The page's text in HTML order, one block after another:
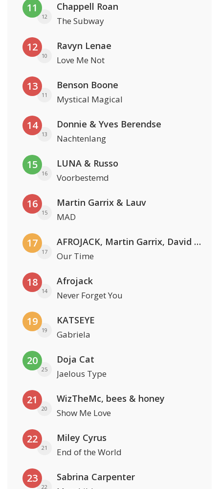
11
12
Chappell Roan
The Subway
12
10
Ravyn Lenae
Love Me Not
13
11
Benson Boone
Mystical Magical
14
13
Donnie & Yves Berendse
Nachtenlang
15
16
LUNA & Russo
Voorbestemd
16
15
Martin Garrix & Lauv
MAD
17
17
AFROJACK, Martin Garrix, David Guetta & Amél
Our Time
18
14
Afrojack
Never Forget You
19
19
KATSEYE
Gabriela
20
25
Doja Cat
Jaelous Type
21
20
WizTheMc, bees & honey
Show Me Love
22
21
Miley Cyrus
End of the World
23
22
Sabrina Carpenter